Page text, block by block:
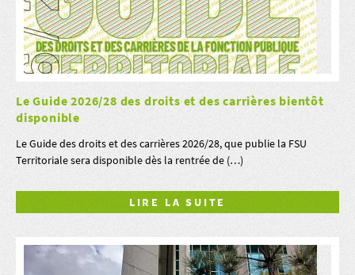
Le Guide 2026/28 des droits et des carrières bientôt
disponible
Le Guide des droits et des carrières 2026/28, que publie la FSU
Territoriale sera disponible dès la rentrée de (…)
LIRE LA SUITE